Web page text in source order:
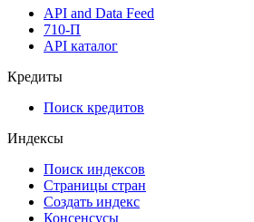
Мобильное приложение Cbonds
API
API and Data Feed
API каталог
Кредиты
Поиск кредитов
Индексы